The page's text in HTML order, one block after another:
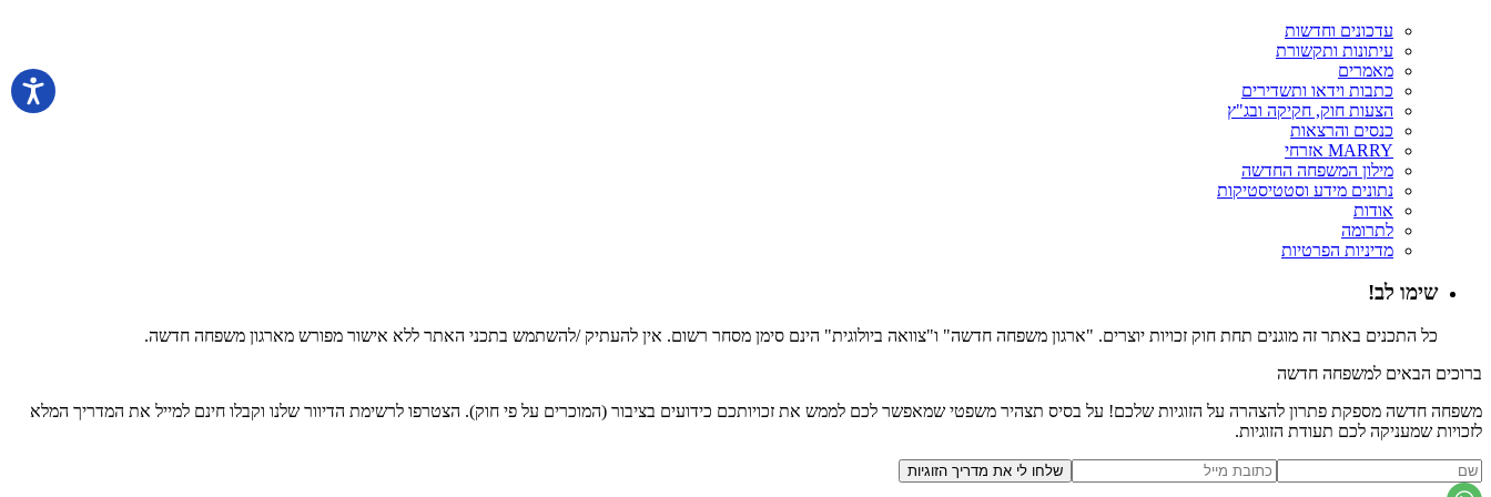
עדכונים וחדשות
עיתונות ותקשורת
מאמרים
כתבות וידאו ותשדירים
הצעות חוק, חקיקה ובג"ץ
כנסים והרצאות
MARRY אזרחי
מילון המשפחה החדשה
נתונים מידע וסטטיסטיקות
אודות
לתרומה
מדיניות הפרטיות
שימו לב!
כל התכנים באתר זה מוגנים תחת חוק זכויות יוצרים. "ארגון משפחה חדשה" ו"צוואה ביולוגית" הינם סימן מסחר רשום. אין להעתיק /להשתמש בתכני האתר ללא אישור מפורש מארגון משפחה חדשה.
ברוכים הבאים למשפחה חדשה
משפחה חדשה מספקת פתרון להצהרה על הזוגיות שלכם! על בסיס תצהיר משפטי שמאפשר לכם לממש את זכויותכם כידועים בציבור (המוכרים על פי חוק). הצטרפו לרשימת הדיוור שלנו וקבלו חינם למייל את המדריך המלא
לזכויות שמעניקה לכם תעודת הזוגיות.